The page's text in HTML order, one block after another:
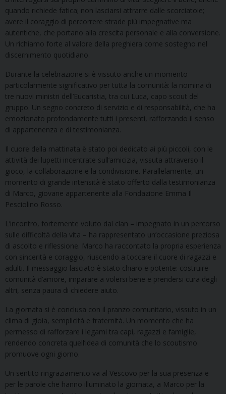
quando richiede fatica; non lasciarsi attrarre dalle scorciatoie;
avere il coraggio di percorrere strade più impegnative ma
autentiche, che portano alla crescita personale e alla conversione.
Un richiamo forte al valore della preghiera come sostegno nel
discernimento quotidiano.
Durante la celebrazione si è vissuto anche un momento
particolarmente significativo per tutta la comunità: la nomina di
tre nuovi ministri dell’Eucaristia, tra cui Luca, capo scout del
gruppo. Un segno concreto di servizio e di responsabilità, che ha
emozionato profondamente tutti i presenti, rafforzando il senso
di appartenenza e di testimonianza.
Il cuore della mattinata è stato poi dedicato ai più piccoli, con le
attività dei lupetti incentrate sull’amicizia, vissuta attraverso il
gioco, la collaborazione e la condivisione. Parallelamente, un
momento di grande intensità è stato offerto dalla testimonianza
di Marco, giovane appartenente alla Fondazione Emma Il
Pesciolino Rosso.
L’incontro, fortemente voluto dal clan – impegnato in un percorso
sulle difficoltà della vita – ha rappresentato un’occasione preziosa
di ascolto e riflessione. Marco ha raccontato la propria esperienza
con sincerità e coraggio, riuscendo a toccare il cuore di ragazzi e
adulti. Il messaggio lasciato è stato chiaro e potente: costruire
comunità d’amore, imparare a volersi bene e prendersi cura degli
altri, senza paura di chiedere aiuto.
La giornata si è conclusa con il pranzo comunitario, vissuto in un
clima di gioia, semplicità e fraternità. Un momento che ha
permesso di rafforzare i legami tra capi, ragazzi e famiglie,
rendendo concreta quell’idea di comunità che lo scoutismo
promuove ogni giorno.
Un sentito ringraziamento va al Vescovo per la sua presenza e
per le parole che hanno illuminato la giornata, a Marco per la